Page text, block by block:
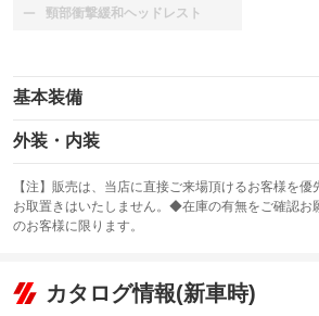
頸部衝撃緩和ヘッドレスト
：装備なし
基本装備
エアバッグ：運転席/助手席
：装備あり
：装備なし
サンルーフ
：装備なし ABS
リフトアップ
：装備なし
外装・内装
カーナビ：SDナビ
：装備あり
TV：ワンセグ
：装備あり
ビジュアル：-／DVD再生
：装備あり
【注】販売は、当店に直接ご来場頂けるお客様を
お取置きはいたしません。◆在庫の有無をご確認
のお客様に限ります。
カタログ情報(新車時)